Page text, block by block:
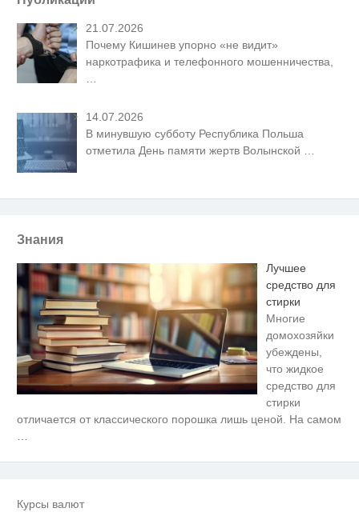
21.07.2026
Почему Кишинев упорно «не видит»
наркотрафика и телефонного мошенничества,
14.07.2026
В минувшую субботу Республика Польша
отметила День памяти жертв Волынской …
Знания
Лучшее
средство для
стирки
Многие
домохозяйки
убеждены,
что жидкое
средство для
стирки
отличается от классического порошка лишь ценой. На самом
Курсы валют
Крыма: Что люди вытворяют,
i
Ролик длится несколько секунд,